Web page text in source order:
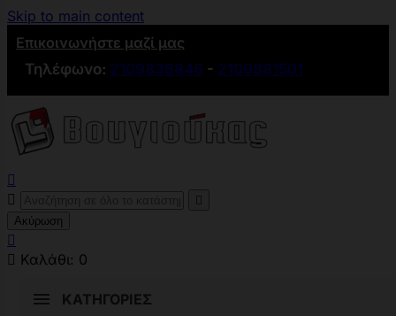
Skip to main content
Επικοινωνήστε μαζί μας
Τηλέφωνο: 2109836846 - 2109881501



Ακύρωση

 Καλάθι: 0
ΚΑΤΗΓΟΡΊΕΣ